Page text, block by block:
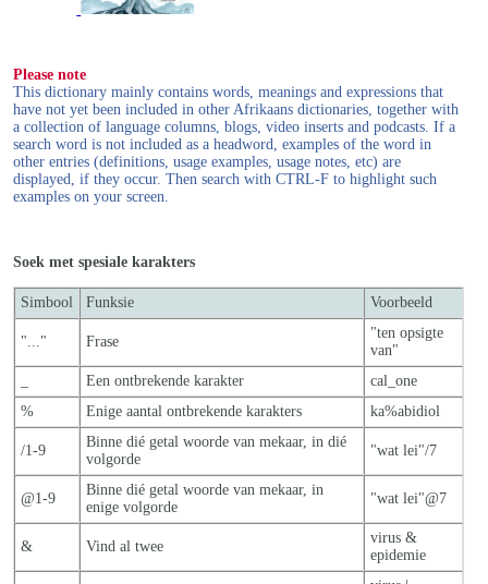
Please note
This dictionary mainly contains words, meanings and expressions that
have not yet been included in other Afrikaans dictionaries, together with
a collection of language columns, blogs, video inserts and podcasts. If a
search word is not included as a headword, examples of the word in
other entries (definitions, usage examples, usage notes, etc) are
displayed, if they occur. Then search with CTRL-F to highlight such
examples on your screen.
Soek met spesiale karakters
Simbool Funksie Voorbeeld
"..." Frase
"ten opsigte
van"
Een ontbrekende karakter
cal_one
%
Enige aantal ontbrekende karakters ka%abidiol
/1-9
Binne dié getal woorde van mekaar, in dié
volgorde
"wat lei"/7
@1-9
Binne dié getal woorde van mekaar, in
enige volgorde
"wat lei"@7
& Vind al twee
virus &
epidemie